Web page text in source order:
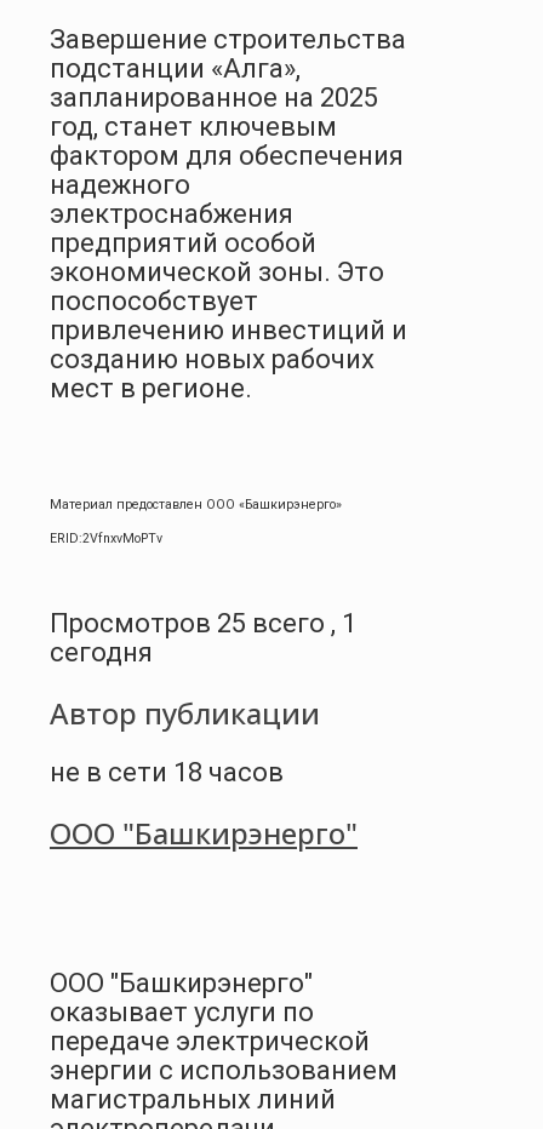
Завершение строительства
подстанции «Алга»,
запланированное на 2025
год, станет ключевым
фактором для обеспечения
надежного
электроснабжения
предприятий особой
экономической зоны. Это
поспособствует
привлечению инвестиций и
созданию новых рабочих
мест в регионе.
Материал предоставлен ООО «Башкирэнерго»
ERID:2VfnxvMoPTv
Просмотров 25 всего , 1
сегодня
Автор публикации
не в сети 18 часов
ООО "Башкирэнерго"
ООО "Башкирэнерго"
оказывает услуги по
передаче электрической
энергии с использованием
магистральных линий